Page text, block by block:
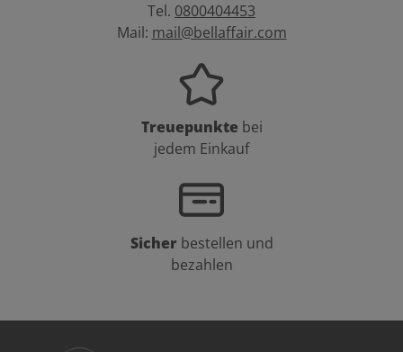
Tel. 0800404453
Mail: mail@bellaffair.com
Treuepunkte bei
jedem Einkauf
Sicher bestellen und
bezahlen